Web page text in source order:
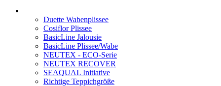
Duette Wabenplissee
Cosiflor Plissee
BasicLine Jalousie
BasicLine Plissee/Wabe
NEUTEX - ECO-Serie
NEUTEX RECOVER
SEAQUAL Initiative
Richtige Teppichgröße